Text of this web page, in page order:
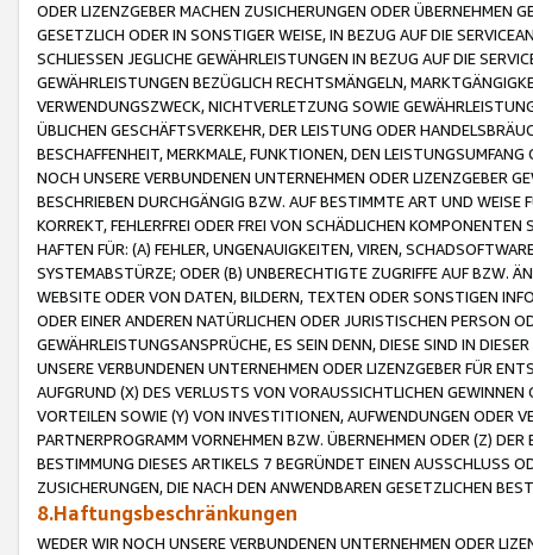
ODER LIZENZGEBER MACHEN ZUSICHERUNGEN ODER ÜBERNEHMEN
GESETZLICH ODER IN SONSTIGER WEISE, IN BEZUG AUF DIE
SCHLIESSEN JEGLICHE GEWÄHRLEISTUNGEN IN BEZUG AUF DIE
GEWÄHRLEISTUNGEN BEZÜGLICH RECHTSMÄNGELN,
VERWENDUNGSZWECK, NICHTVERLETZUNG SOWIE
ÜBLICHEN GESCHÄFTSVERKEHR, DER LEISTUNG ODER
BESCHAFFENHEIT, MERKMALE, FUNKTIONEN, DEN
NOCH UNSERE VERBUNDENEN UNTERNEHMEN ODER LIZENZGEBER
BESCHRIEBEN DURCHGÄNGIG BZW. AUF BESTIMMTE ART UND
KORREKT, FEHLERFREI ODER FREI VON SCHÄDLICHEN
HAFTEN FÜR: (A) FEHLER, UNGENAUIGKEITEN, VIREN,
SYSTEMABSTÜRZE; ODER (B) UNBERECHTIGTE ZUGRIFFE AUF BZW.
WEBSITE ODER VON DATEN, BILDERN, TEXTEN ODER SONSTIGEN
ODER EINER ANDEREN NATÜRLICHEN ODER JURISTISCHEN PERSON
GEWÄHRLEISTUNGSANSPRÜCHE, ES SEIN DENN, DIESE SIND IN
UNSERE VERBUNDENEN UNTERNEHMEN ODER LIZENZGEBER FÜR
AUFGRUND (X) DES VERLUSTS VON VORAUSSICHTLICHEN
VORTEILEN SOWIE (Y) VON INVESTITIONEN, AUFWENDUNGEN ODER
PARTNERPROGRAMM VORNEHMEN BZW. ÜBERNEHMEN ODER (Z)
BESTIMMUNG DIESES ARTIKELS 7 BEGRÜNDET EINEN AUSSCHLUSS
ZUSICHERUNGEN, DIE NACH DEN ANWENDBAREN GESETZLICHEN
8.Haftungsbeschränkungen
WEDER WIR NOCH UNSERE VERBUNDENEN UNTERNEHMEN ODER